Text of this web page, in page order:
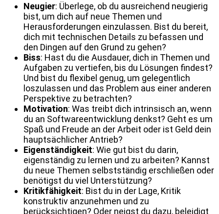
Neugier: Überlege, ob du ausreichend neugierig
bist, um dich auf neue Themen und
Herausforderungen einzulassen. Bist du bereit,
dich mit technischen Details zu befassen und
den Dingen auf den Grund zu gehen?
Biss: Hast du die Ausdauer, dich in Themen und
Aufgaben zu vertiefen, bis du Lösungen findest?
Und bist du flexibel genug, um gelegentlich
loszulassen und das Problem aus einer anderen
Perspektive zu betrachten?
Motivation: Was treibt dich intrinsisch an, wenn
du an Softwareentwicklung denkst? Geht es um
Spaß und Freude an der Arbeit oder ist Geld dein
hauptsächlicher Antrieb?
Eigenständigkeit: Wie gut bist du darin,
eigenständig zu lernen und zu arbeiten? Kannst
du neue Themen selbstständig erschließen oder
benötigst du viel Unterstützung?
Kritikfähigkeit: Bist du in der Lage, Kritik
konstruktiv anzunehmen und zu
berücksichtigen? Oder neigst du dazu, beleidigt